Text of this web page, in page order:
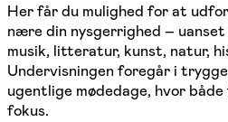
Her får du mulighed for at
nære din nysgerrighed –
musik, litteratur, kunst, natur,
Undervisningen foregår i
ugentlige mødedage, hvor
fokus.